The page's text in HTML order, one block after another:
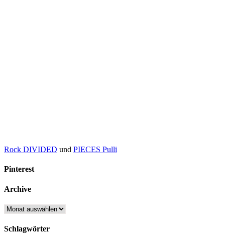
Rock DIVIDED und PIECES Pulli
Pinterest
Archive
Archive
Schlagwörter